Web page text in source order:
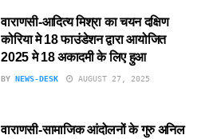
वाराणसी-आदित्य मिश्रा का चयन दक्षिण
कोरिया मे 18 फाउंडेशन द्वारा आयोजित
2025 मे 18 अकादमी के लिए हुआ
BY NEWS-DESK AUGUST 27, 2025
वाराणसी-सामाजिक आंदोलनों के गुरु अनिल